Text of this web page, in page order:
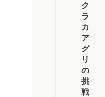
ク
ラ
カ
ア
グ
リ
の
挑
戦